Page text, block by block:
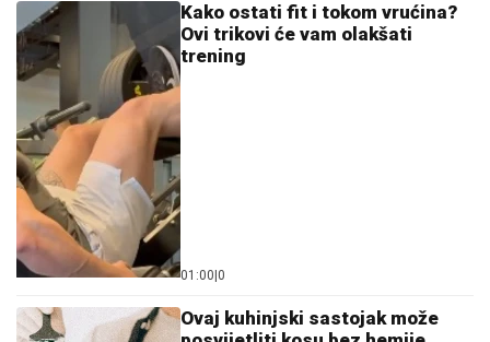
Kako ostati fit i tokom vrućina?
Ovi trikovi će vam olakšati
trening
01:00 0
Ovaj kuhinjski sastojak može